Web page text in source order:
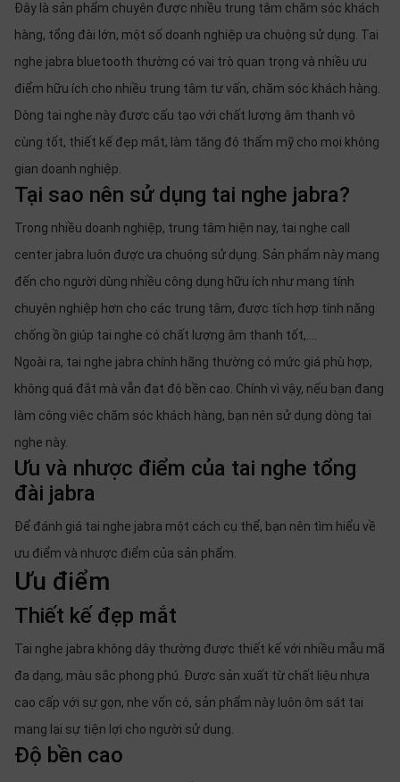
Đây là sản phẩm chuyên được nhiều trung tâm chăm sóc khách
hàng, tổng đài lớn, một số doanh nghiệp ưa chuộng sử dụng. Tai
nghe jabra bluetooth thường có vai trò quan trọng và nhiều ưu
điểm hữu ích cho nhiều trung tâm tư vấn, chăm sóc khách hàng.
Dòng tai nghe này được cấu tạo với chất lượng âm thanh vô
cùng tốt, thiết kế đẹp mắt, làm tăng độ thẩm mỹ cho mọi không
gian doanh nghiệp.
Tại sao nên sử dụng tai nghe jabra?
Trong nhiều doanh nghiệp, trung tâm hiện nay, tai nghe call
center jabra luôn được ưa chuộng sử dụng. Sản phẩm này mang
đến cho người dùng nhiều công dụng hữu ích như mang tính
chuyên nghiệp hơn cho các trung tâm, được tích hợp tính năng
chống ồn giúp tai nghe có chất lượng âm thanh tốt,....
Ngoài ra, tai nghe jabra chính hãng thường có mức giá phù hợp,
không quá đắt mà vẫn đạt độ bền cao. Chính vì vậy, nếu bạn đang
làm công việc chăm sóc khách hàng, bạn nên sử dụng dòng tai
nghe này.
Ưu và nhược điểm của tai nghe tổng
đài jabra
Để đánh giá tai nghe jabra một cách cụ thể, bạn nên tìm hiểu về
ưu điểm và nhược điểm của sản phẩm.
Ưu điểm
Thiết kế đẹp mắt
Tai nghe jabra không dây thường được thiết kế với nhiều mẫu mã
đa dạng, màu sắc phong phú. Được sản xuất từ chất liệu nhựa
cao cấp với sự gọn, nhẹ vốn có, sản phẩm này luôn ôm sát tai
mang lại sự tiện lợi cho người sử dụng.
Độ bền cao